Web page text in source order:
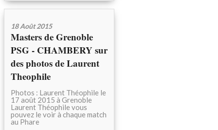
18 Août 2015
Masters de Grenoble
PSG - CHAMBERY sur
des photos de Laurent
Theophile
Photos : Laurent Théophile le
17 août 2015 à Grenoble
Laurent Théophile vous
pouvez le voir à chaque match
au Phare